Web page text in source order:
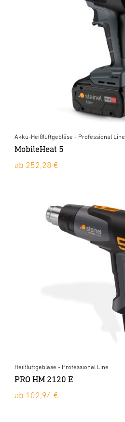
Akku-Heißluftgebläse - Professional Line
MobileHeat 5
ab 252,28 €
Heißluftgebläse - Professional Line
PRO HM 2120 E
ab 102,94 €